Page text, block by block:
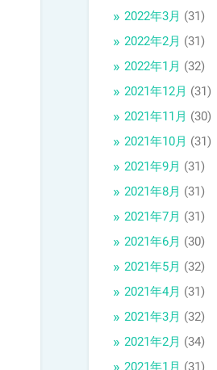
2022年3月 (31)
2022年2月 (31)
2022年1月 (32)
2021年12月 (31)
2021年11月 (30)
2021年10月 (31)
2021年9月 (31)
2021年8月 (31)
2021年7月 (31)
2021年6月 (30)
2021年5月 (32)
2021年4月 (31)
2021年3月 (32)
2021年2月 (34)
2021年1月 (31)